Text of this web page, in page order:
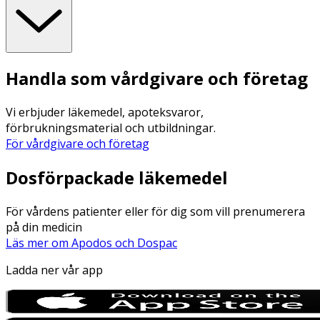
Handla som vårdgivare och företag
Vi erbjuder läkemedel, apoteksvaror,
förbrukningsmaterial och utbildningar.
För vårdgivare och företag
Dosförpackade läkemedel
För vårdens patienter eller för dig som vill prenumerera
på din medicin
Läs mer om Apodos och Dospac
Ladda ner vår app